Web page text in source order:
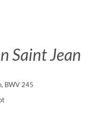
Saint Jean
BWV 245